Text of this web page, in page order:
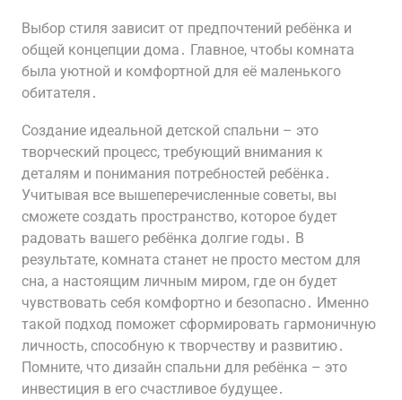
Выбор стиля зависит от предпочтений ребёнка и
общей концепции дома․ Главное, чтобы комната
была уютной и комфортной для её маленького
обитателя․
Создание идеальной детской спальни – это
творческий процесс, требующий внимания к
деталям и понимания потребностей ребёнка․
Учитывая все вышеперечисленные советы, вы
сможете создать пространство, которое будет
радовать вашего ребёнка долгие годы․ В
результате, комната станет не просто местом для
сна, а настоящим личным миром, где он будет
чувствовать себя комфортно и безопасно․ Именно
такой подход поможет сформировать гармоничную
личность, способную к творчеству и развитию․
Помните, что дизайн спальни для ребёнка – это
инвестиция в его счастливое будущее․